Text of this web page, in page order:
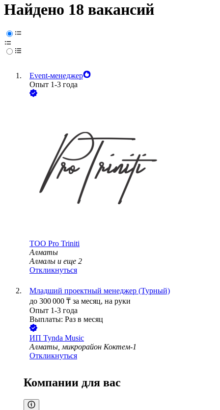
Найдено 18 вакансий
Event-менеджер
Опыт 1-3 года
ТОО Pro Triniti
Алматы
Алмалы и еще 2
Откликнуться
Младший проектный менеджер (Турный)
до 300 000 ₸ за месяц, на руки
Опыт 1-3 года
Выплаты: Раз в месяц
ИП Tynda Music
Алматы, микрорайон Коктем-1
Откликнуться
Компании для вас